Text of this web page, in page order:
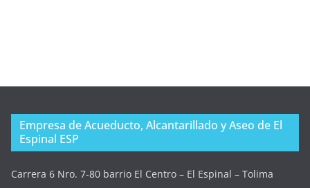
Empresa de Acueducto, Alcantarillado y Aseo de El
Espinal ESP
Carrera 6 Nro. 7-80 barrio El Centro – El Espinal – Tolima